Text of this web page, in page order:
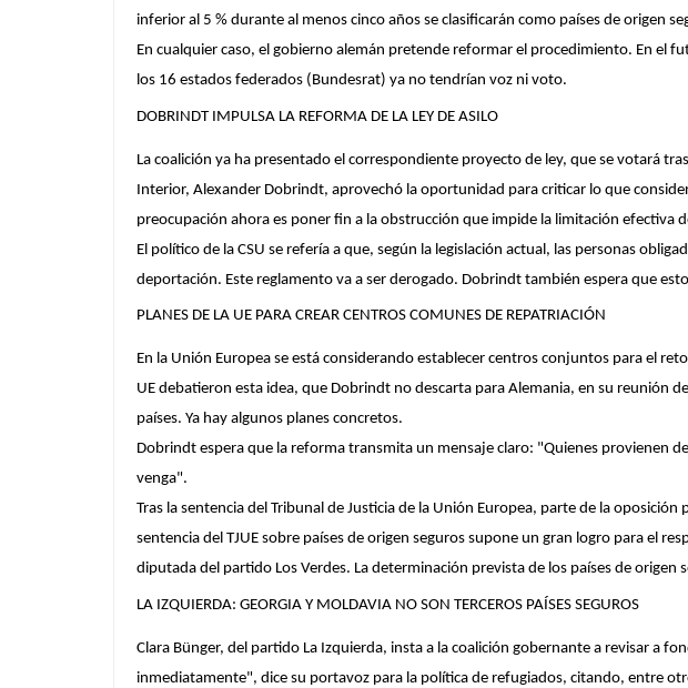
inferior al 5 % durante al menos cinco años se clasificarán como países de origen
En cualquier caso, el gobierno alemán pretende reformar el procedimiento. En el
los 16 estados federados (Bundesrat) ya no tendrían voz ni voto.
DOBRINDT IMPULSA LA REFORMA DE LA LEY DE ASILO
La coalición ya ha presentado el correspondiente proyecto de ley, que se votará
Interior, Alexander Dobrindt, aprovechó la oportunidad para criticar lo que
preocupación ahora es poner fin a la obstrucción que impide la limitación efectiva
El político de la CSU se refería a que, según la legislación actual, las personas
deportación. Este reglamento va a ser derogado. Dobrindt también espera que
PLANES DE LA UE PARA CREAR CENTROS COMUNES DE REPATRIACIÓN
En la Unión Europea se está considerando establecer centros conjuntos para el
UE debatieron esta idea, que Dobrindt no descarta para Alemania, en su reunión
países. Ya hay algunos planes concretos.
Dobrindt espera que la reforma transmita un mensaje claro: "Quienes provienen
venga".
Tras la sentencia del Tribunal de Justicia de la Unión Europea, parte de la
sentencia del TJUE sobre países de origen seguros supone un gran logro para el
diputada del partido Los Verdes. La determinación prevista de los países de
LA IZQUIERDA: GEORGIA Y MOLDAVIA NO SON TERCEROS PAÍSES SEGUROS
Clara Bünger, del partido La Izquierda, insta a la coalición gobernante a revisar a
inmediatamente", dice su portavoz para la política de refugiados, citando, entre